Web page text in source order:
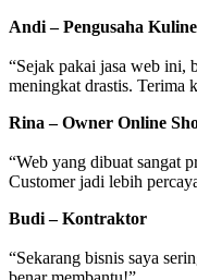
Andi – Pengusaha
“Sejak pakai jasa web ini,
meningkat drastis. Terima
Rina – Owner Online
“Web yang dibuat sangat
Customer jadi lebih
Budi – Kontraktor
“Sekarang bisnis saya